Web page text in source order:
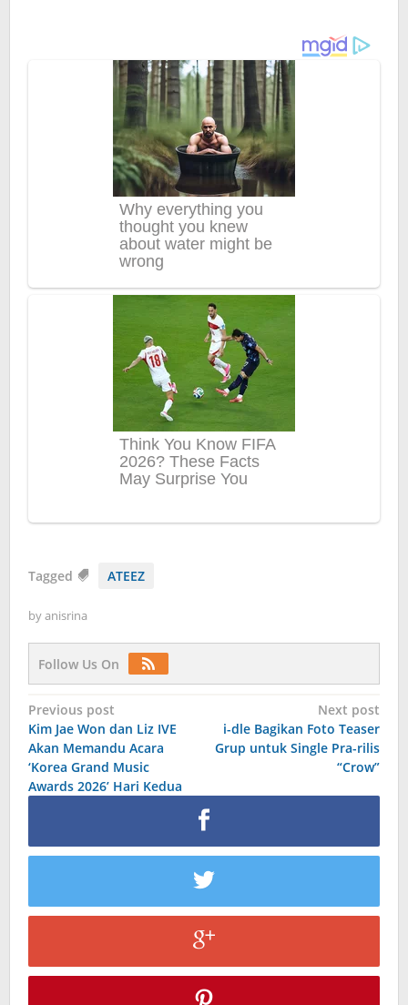
Tagged ATEEZ
byanisrina
Follow Us On
Post
navigation
Previous post
Kim Jae Won dan Liz IVE
Akan Memandu Acara
‘Korea Grand Music
Awards 2026’ Hari Kedua
Next post
i-dle Bagikan Foto Teaser
Grup untuk Single Pra-rilis
“Crow”